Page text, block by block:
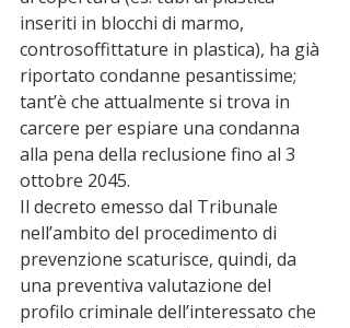
inseriti in blocchi di marmo,
controsoffittature in plastica), ha già
riportato condanne pesantissime;
tant’è che attualmente si trova in
carcere per espiare una condanna
alla pena della reclusione fino al 3
ottobre 2045.
Il decreto emesso dal Tribunale
nell’ambito del procedimento di
prevenzione scaturisce, quindi, da
una preventiva valutazione del
profilo criminale dell’interessato che